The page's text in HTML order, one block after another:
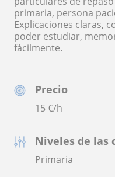
Precio
15€/h
Niveles de las
Primaria
primaria, persona
Explicaciones claras,
poder estudiar,
fácilmente.